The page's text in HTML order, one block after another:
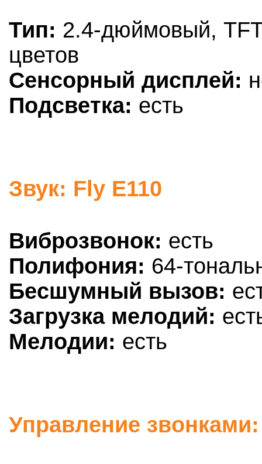
Тип: 2.4-дюймовый,
цветов
Сенсорный дисплей:
Подсветка: есть
Звук: Fly E110
Виброзвонок: есть
Полифония: 64-
Бесшумный вызов:
Загрузка мелодий:
Мелодии: есть
Управление